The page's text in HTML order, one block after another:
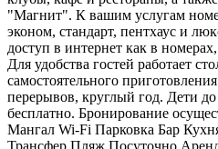
"Магнит". К вашим услугам
эконом, стандарт, пентхаус и
доступ в интернет как в
Для удобства гостей работает
самостоятельного
перерывов, круглый год. Дети
бесплатно. Бронирование
Мангал Wi-Fi Парковка Бар
Трансфер Пляж Посуточно